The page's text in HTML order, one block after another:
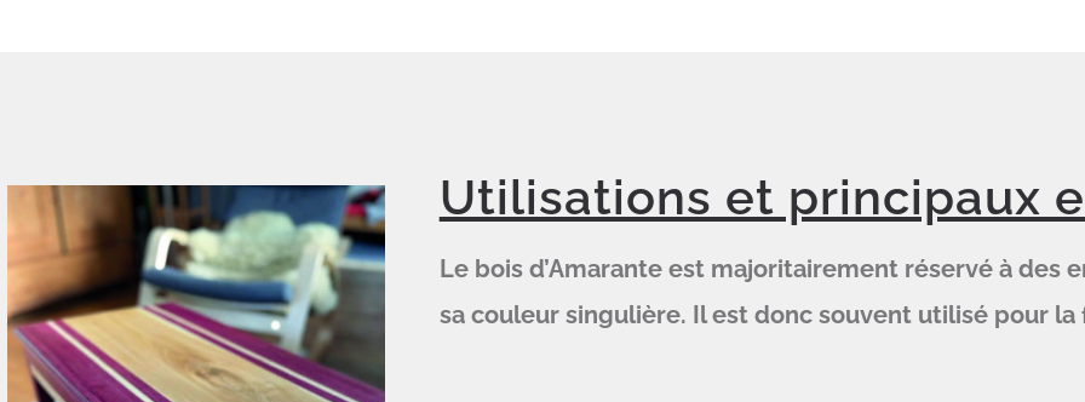
Utilisations et principaux
Le bois d’Amarante est majoritairement réservé à
sa couleur singulière. Il est donc souvent utilisé pour